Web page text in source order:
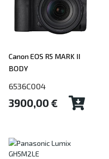
Canon EOS R5 MARK II
BODY
6536C004
3900,00 €